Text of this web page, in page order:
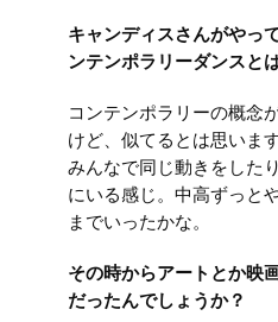
キャンディスさんがやっ
ンテンポラリーダンスと
コンテンポラリーの概念
けど、似てるとは思いま
みんなで同じ動きをした
にいる感じ。中高ずっと
までいったかな。
その時からアートとか映
だったんでしょうか？